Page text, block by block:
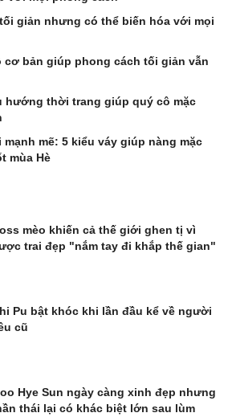
giản nhưng có thể biến hóa với mọi
cơ bản giúp phong cách tối giản vẫn
hướng thời trang giúp quý cô mặc
mẽ: 5 kiểu váy giúp nàng mặc
mùa Hè
mèo khiến cả thế giới ghen tị vì
trai đẹp "nắm tay đi khắp thế gian"
Pu bật khóc khi lần đầu kể về người
cũ
Hye Sun ngày càng xinh đẹp nhưng
thái lại có khác biệt lớn sau lùm